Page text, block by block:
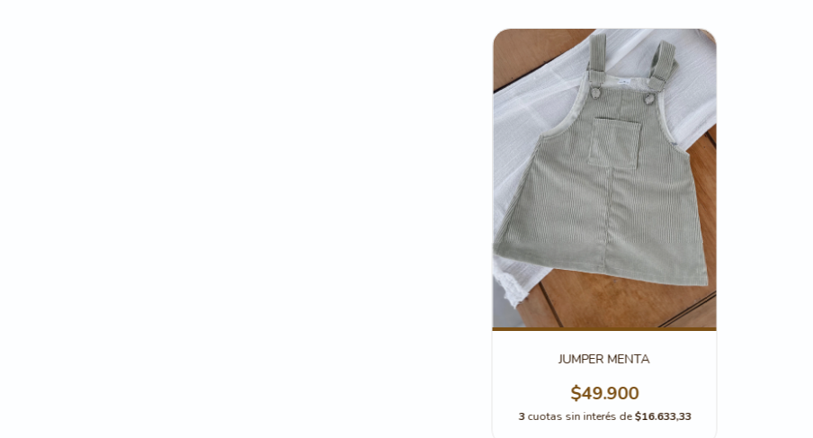
JUMPER MENTA
$49.900
3 cuotas sin interés de$16.633,33